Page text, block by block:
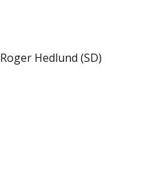
Roger Hedlund (SD)